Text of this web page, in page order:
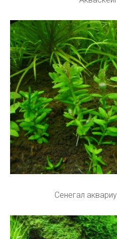
Сенегал